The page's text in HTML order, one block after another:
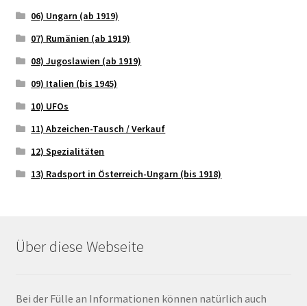
06) Ungarn (ab 1919)
07) Rumänien (ab 1919)
08) Jugoslawien (ab 1919)
09) Italien (bis 1945)
10) UFOs
11) Abzeichen-Tausch / Verkauf
12) Spezialitäten
13) Radsport in Österreich-Ungarn (bis 1918)
Über diese Webseite
Bei der Fülle an Informationen können natürlich auch